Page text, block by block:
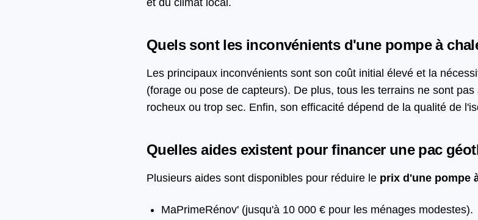
et du climat local.
Quels sont les inconvénients d'une pompe à
Les principaux inconvénients sont son coût initial élevé et la
(forage ou pose de capteurs). De plus, tous les terrains ne sont
rocheux ou trop sec. Enfin, son efficacité dépend de la qualité de
Quelles aides existent pour financer une pac
Plusieurs aides sont disponibles pour réduire le prix d'une pompe
MaPrimeRénov' (jusqu'à 10 000 € pour les ménages modestes).